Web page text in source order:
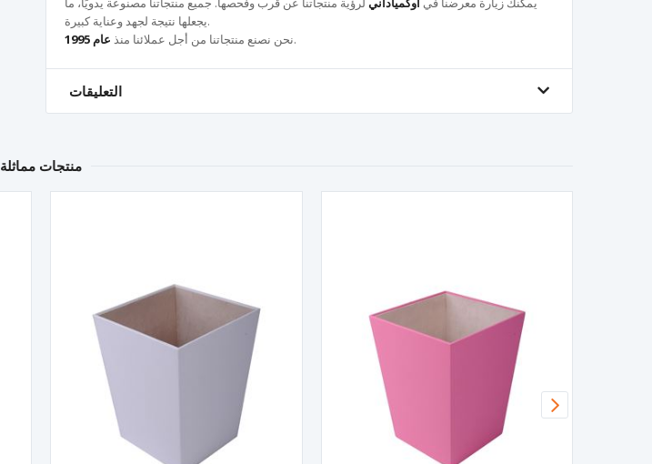
يجعلها نتيجة لجهد وعناية كبيرة.
نحن نصنع منتجاتنا من أجل عملائنا منذ عام 1995 .
التعليقات
منتجات مماثلة